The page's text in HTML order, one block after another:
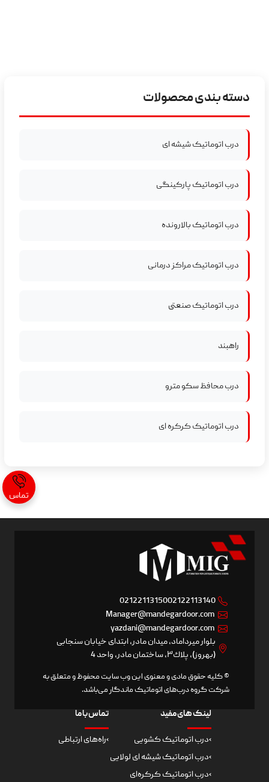
دسته ‌بندی محصولات
درب اتوماتیک شیشه ای
درب اتوماتیک پارکینگی
درب اتوماتیک بالارونده
درب اتوماتیک مراکز درمانی
درب اتوماتیک صنعتی
راهبند
درب محافظ سکو مترو
درب اتوماتیک کرکره ای
02122113140
02122113150
Manager@mandegardoor.com
yazdani@mandegardoor.com
بلوار ميرداماد، ميدان مادر، ابتدای خيابان سنجابی
(بهروز)، پلاك٣، ساختمان مادر، واحد 4
© کلیه حقوق مادی و معنوی این وب سایت محفوظ و متعلق به
شرکت گروه درب‌های اتوماتیک ماندگار می‌باشد.
لینک های مفید
›درب اتوماتیک کشویی
›درب اتوماتیک شیشه ای لولایی
›درب اتوماتیک کرکره‌ای
تماس با ما
›راه‌های ارتباطی
تماس